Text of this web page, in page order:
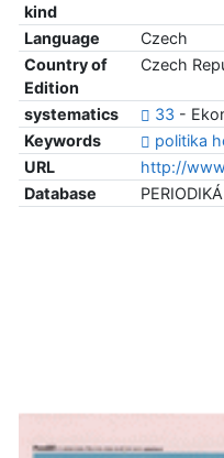
kind
Language
Czech
Country of
Edition
Czech
systematics 33 -
Keywords
politika
URL
http://
Database